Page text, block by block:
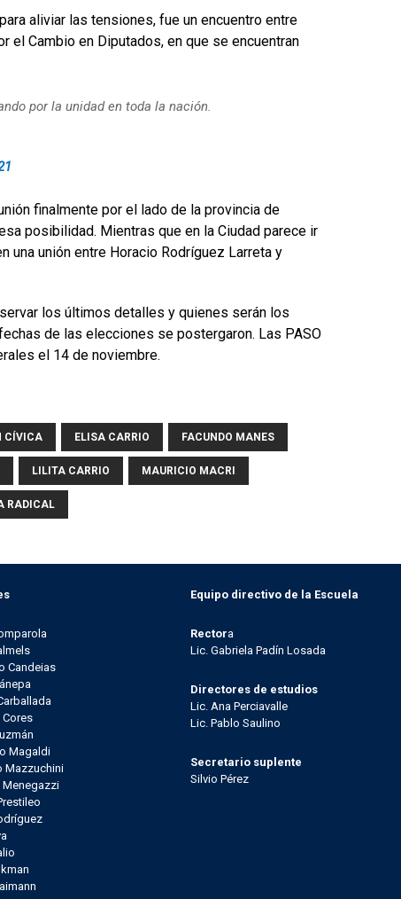
aliviar las tensiones, fue un encuentro entre
el Cambio en Diputados, en que se encuentran
por la unidad en toda la nación.
finalmente por el lado de la provincia de
posibilidad. Mientras que en la Ciudad parece ir
una unión entre Horacio Rodríguez Larreta y
los últimos detalles y quienes serán los
de las elecciones se postergaron. Las PASO
el 14 de noviembre.
CÍVICA ELISA CARRIO FACUNDO MANES
LILITA CARRIO MAURICIO MACRI
RADICAL
Candeias
Magaldi
Mazzuchini
Menegazzi
Equipo directivo de la Escuela
Rectora
Lic. Gabriela Padín Losada
Directores de estudios
Lic. Ana Perciavalle
Lic. Pablo Saulino
Secretario suplente
Silvio Pérez